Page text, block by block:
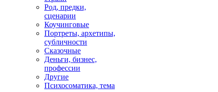
Род, предки,
сценарии
Коучинговые
Портреты, архетипы,
субличности
Сказочные
Деньги, бизнес,
профессии
Другие
Психосоматика, тема